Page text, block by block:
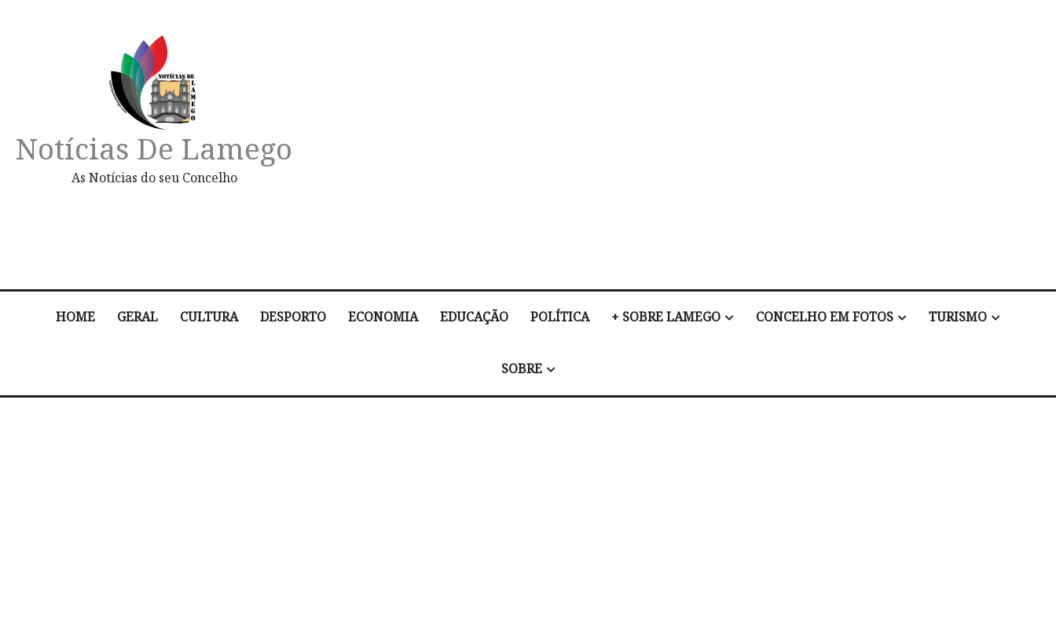
Notícias De Lamego
As Notícias do seu Concelho
HOME GERAL CULTURA DESPORTO ECONOMIA EDUCAÇÃO POLÍTICA + SOBRE LAMEGO CONCELHO EM FOTOS TURISMO
SOBRE